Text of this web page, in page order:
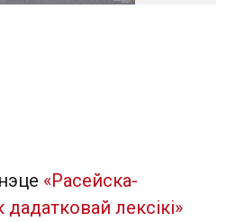
«Расейска-
дадатковай лексікі»